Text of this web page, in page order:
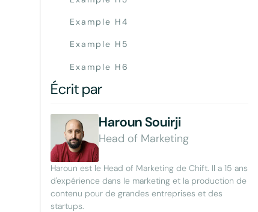
Example H4
Example H5
Example H6
Écrit par
Haroun Souirji
Head of Marketing
Haroun est le Head of Marketing de Chift. Il a 15 ans
d'expérience dans le marketing et la production de
contenu pour de grandes entreprises et des
startups.